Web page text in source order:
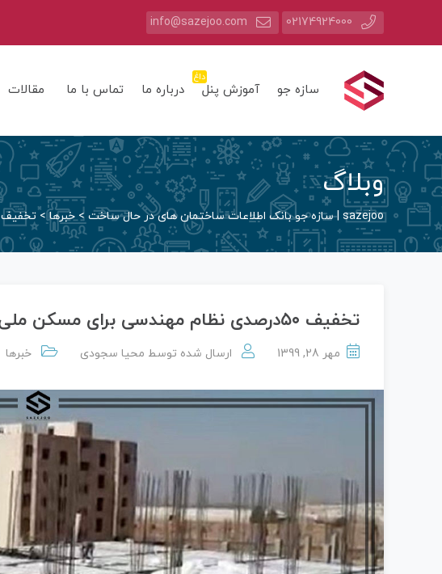
02174924000
info@sazejoo.com
سازه جو آموزش پنل
داغ
درباره ما تماس با ما مقالات
وبلاگ
sazejoo | سازه جو بانک اطلاعات ساختمان های در حال ساخت >خبرها> تخفیف ۵۰درصدی نظام مهندسی برای مسکن ملی
تخفیف ۵۰درصدی نظام مهندسی برای مسکن ملی
مهر 28, 1399 ارسال شده توسط محیا سجودی خبرها